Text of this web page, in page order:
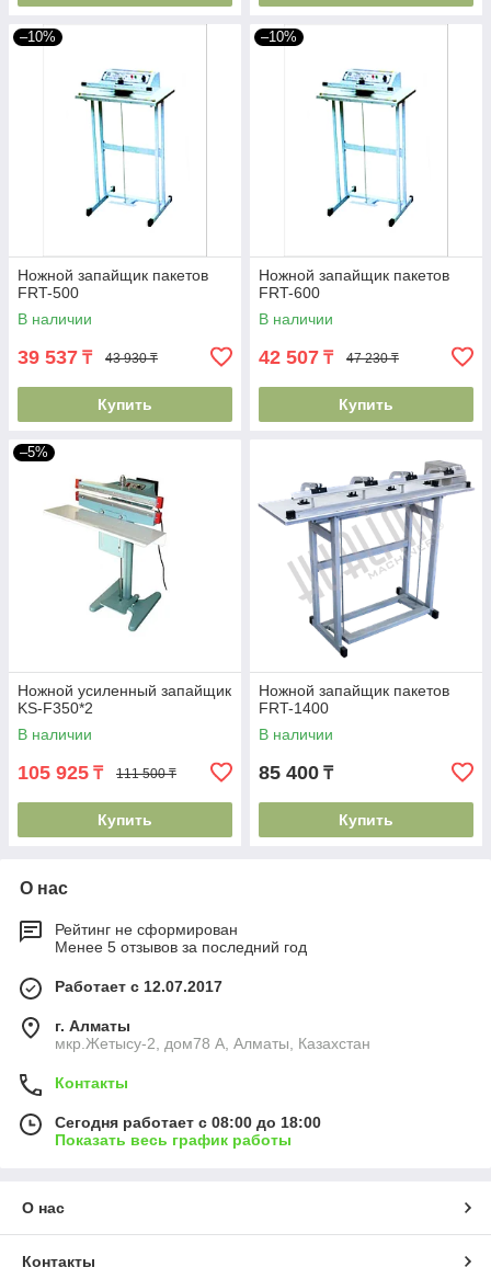
–10%
Ножной запайщик пакетов
FRT-500
В наличии
39 537 ₸ 43 930 ₸
Купить
–10%
Ножной запайщик пакетов
FRT-600
В наличии
42 507 ₸ 47 230 ₸
Купить
–5%
Ножной усиленный запайщик
KS-F350*2
В наличии
105 925 ₸ 111 500 ₸
Купить
Ножной запайщик пакетов
FRT-1400
В наличии
85 400 ₸
Купить
О нас
Рейтинг не сформирован
Менее 5 отзывов за последний год
Работает с 12.07.2017
г. Алматы
мкр.Жетысу-2, дом78 А, Алматы, Казахстан
Контакты
Сегодня работает с 08:00 до 18:00
Показать весь график работы
О нас
Контакты